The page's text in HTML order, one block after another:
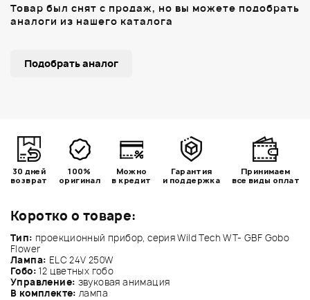
Коротко о товаре:
Тип: проекционный прибор, серия Wild Tech WT- GBF Gobo
Flower
Лампа: ELC 24V 250W
Гобо: 12 цветных гобо
Управление: звуковая анимация
В комплекте: лампа
Товар был снят с продаж, но вы можете подобрать
аналоги из нашего каталога
Подобрать аналог
30 дней
возврат
100%
оригинал
Можно
в кредит
Гарантия
и поддержка
Принимаем
все виды оплат